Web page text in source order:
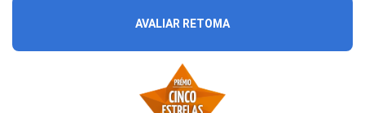
AVALIAR RETOMA